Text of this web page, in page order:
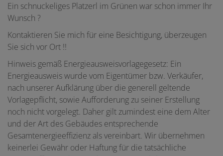
Ein schnuckeliges Platzerl im Grünen war schon immer Ihr
Wunsch ?
Kontaktieren Sie mich für eine Besichtigung, überzeugen
Sie sich vor Ort !!
Hinweis gemäß Energieausweisvorlagegesetz: Ein
Energieausweis wurde vom Eigentümer bzw. Verkäufer,
nach unserer Aufklärung über die generell geltende
Vorlagepflicht, sowie Aufforderung zu seiner Erstellung
noch nicht vorgelegt. Daher gilt zumindest eine dem Alter
und der Art des Gebäudes entsprechende
Gesamtenergieeffizienz als vereinbart. Wir übernehmen
keinerlei Gewähr oder Haftung für die tatsächliche